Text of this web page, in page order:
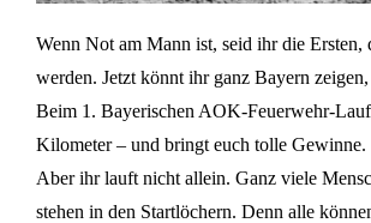
Wenn Not am Mann ist, seid ihr die Ersten,
werden. Jetzt könnt ihr ganz Bayern
Beim 1. Bayerischen AOK-Feuerwehr-
Kilometer – und bringt euch tolle Gewinne.
Aber ihr lauft nicht allein. Ganz viele
stehen in den Startlöchern. Denn alle